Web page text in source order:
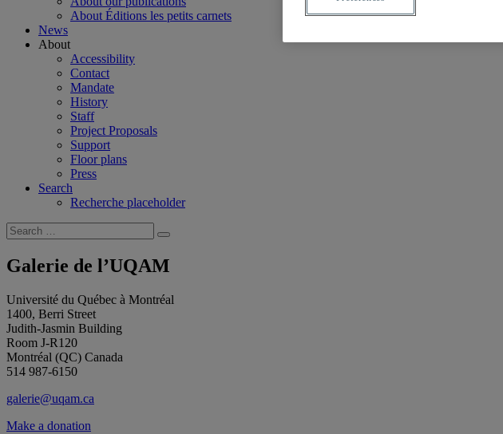
About Éditions les petits carnets
News
About
Accessibility
Contact
Mandate
History
Staff
Project Proposals
Support
Floor plans
Press
Search
Recherche placeholder
Search
for:
Search
Galerie de l’UQAM
Université du Québec à Montréal
1400, Berri Street
Judith-Jasmin Building
Room J-R120
Montréal (QC) Canada
514 987-6150
galerie@uqam.ca
Make a donation